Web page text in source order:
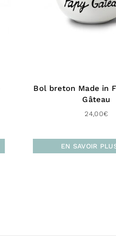
**
Bol breton Made in
Gâteau
24,00€
EN SAVOIR